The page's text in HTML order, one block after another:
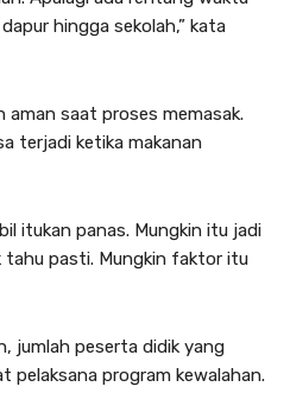
hingga sekolah,” kata
aman saat proses memasak.
terjadi ketika makanan
itukan panas. Mungkin itu jadi
tahu pasti. Mungkin faktor itu
jumlah peserta didik yang
pelaksana program kewalahan.